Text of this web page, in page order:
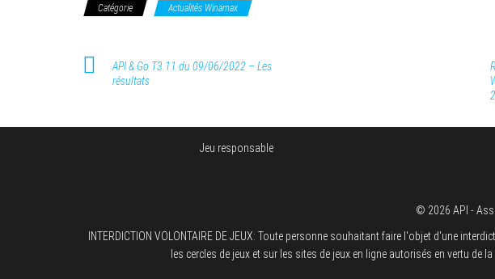
Catégorie Actualités Winamax
API & Go T3.11 du 09/06/2022 – Les
résultats
Jeu responsable
© 2026 API -
INTERDICTION VOLONTAIRE DE JEUX: Toute personne souhaitant faire l'objet d'une
les cercles de jeux et sur les sites de jeux en ligne autorisés en vertu